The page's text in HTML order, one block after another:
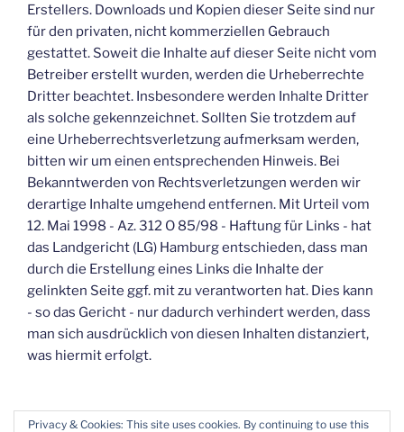
Erstellers. Downloads und Kopien dieser Seite sind nur
für den privaten, nicht kommerziellen Gebrauch
gestattet. Soweit die Inhalte auf dieser Seite nicht vom
Betreiber erstellt wurden, werden die Urheberrechte
Dritter beachtet. Insbesondere werden Inhalte Dritter
als solche gekennzeichnet. Sollten Sie trotzdem auf
eine Urheberrechtsverletzung aufmerksam werden,
bitten wir um einen entsprechenden Hinweis. Bei
Bekanntwerden von Rechtsverletzungen werden wir
derartige Inhalte umgehend entfernen. Mit Urteil vom
12. Mai 1998 - Az. 312 O 85/98 - Haftung für Links - hat
das Landgericht (LG) Hamburg entschieden, dass man
durch die Erstellung eines Links die Inhalte der
gelinkten Seite ggf. mit zu verantworten hat. Dies kann
- so das Gericht - nur dadurch verhindert werden, dass
man sich ausdrücklich von diesen Inhalten distanziert,
was hiermit erfolgt.
Privacy & Cookies: This site uses cookies. By continuing to use this